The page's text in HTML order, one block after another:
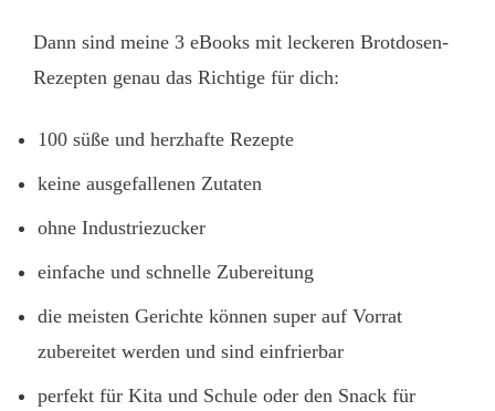
Dann sind meine 3 eBooks mit leckeren Brotdosen-
Rezepten genau das Richtige für dich:
100 süße und herzhafte Rezepte
keine ausgefallenen Zutaten
ohne Industriezucker
einfache und schnelle Zubereitung
die meisten Gerichte können super auf Vorrat
zubereitet werden und sind einfrierbar
perfekt für Kita und Schule oder den Snack für